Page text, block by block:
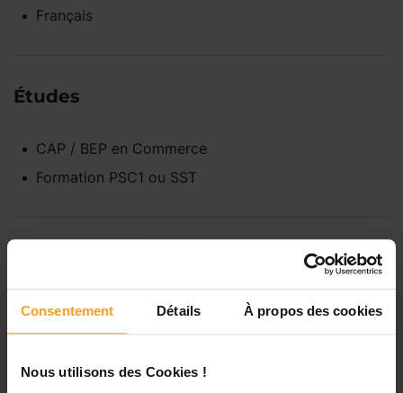
Consentement Détails À propos des cookies
Nous utilisons des Cookies !
Français
Études
CAP / BEP en Commerce
Formation PSC1 ou SST
Mardi Disponible de 00:00 à 00:00